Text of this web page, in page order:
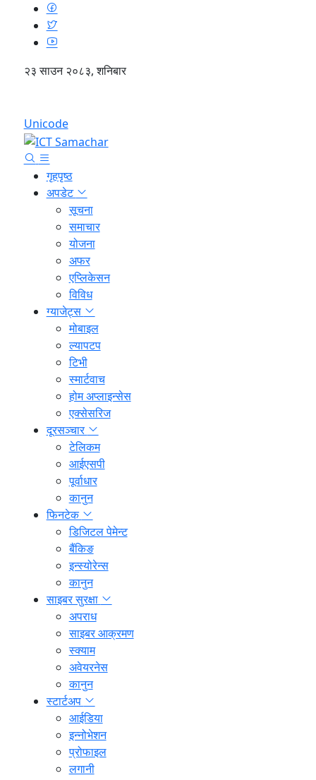
२३ साउन २०८३, शनिबार
Unicode
गृहपृष्ठ
अपडेट
सूचना
समाचार
योजना
अफर
एप्लिकेसन
विविध
ग्याजेट्स
मोबाइल
ल्यापटप
टिभी
स्मार्टवाच
होम अप्लाइन्सेस
एक्सेसरिज
दूरसञ्चार
टेलिकम
आईएसपी
पूर्वाधार
कानुन
फिनटेक
डिजिटल पेमेन्ट
बैंकिङ
इन्स्योरेन्स
कानुन
साइबर सुरक्षा
अपराध
साइबर आक्रमण
स्क्याम
अवेयरनेस
कानुन
स्टार्टअप
आईडिया
इन्नोभेशन
प्रोफाइल
लगानी